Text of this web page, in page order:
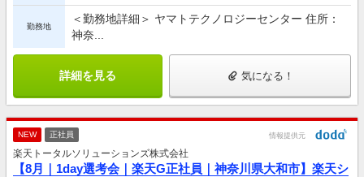
勤務地
＜勤務地詳細＞ ヤマトテクノロジーセンター 住所：
神奈...
詳細を見る 気になる！
NEW 正社員 情報提供元
楽天トータルソリューションズ株式会社
【8月｜1day選考会｜楽天G正社員｜神奈川県大和市】楽天シ